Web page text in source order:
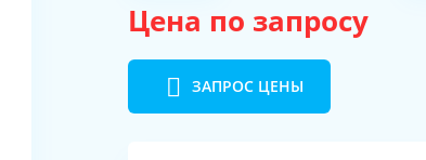
Цена по запросу
ЗАПРОС ЦЕНЫ